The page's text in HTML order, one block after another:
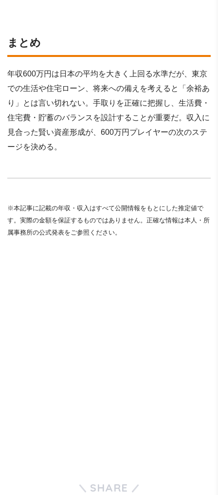
まとめ
年収600万円は日本の平均を大きく上回る水準だが、東京
での生活や住宅ローン、将来への備えを考えると「余裕あ
り」とは言い切れない。手取りを正確に把握し、生活費・
住宅費・貯蓄のバランスを設計することが重要だ。収入に
見合った賢い資産形成が、600万円プレイヤーの次のステ
ージを決める。
※本記事に記載の年収・収入はすべて公開情報をもとにした推定値で
す。実際の金額を保証するものではありません。正確な情報は本人・所
属事務所の公式発表をご参照ください。
SHARE